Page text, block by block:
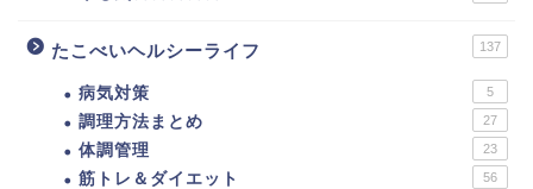
たこべいヘルシーライフ 137
病気対策 5
調理方法まとめ 27
体調管理 23
筋トレ＆ダイエット 56